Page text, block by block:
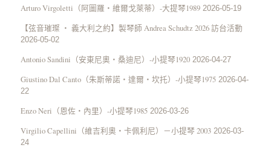
Arturo Virgoletti（阿圖羅・維爾戈萊蒂）-大提琴1989 2026-05-19
【弦音璀璨 ‧ 義大利之約】製琴師 Andrea Schudtz 2026 訪台活動
2026-05-02
Antonio Sandini（安東尼奧・桑迪尼）-小提琴1920 2026-04-27
Giustino Dal Canto（朱斯蒂諾・達爾・坎托）-小提琴1975 2026-04-
22
Enzo Neri（恩佐・內里）-小提琴1985 2026-03-26
Virgilio Capellini（維吉利奧・卡佩利尼）－小提琴 2003 2026-03-
24